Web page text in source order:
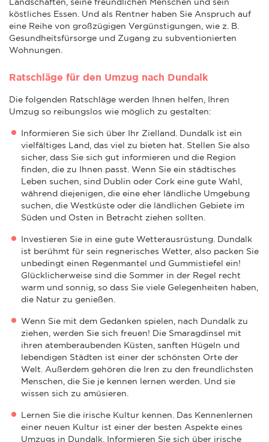
köstliches Essen. Und als Rentner haben Sie Anspruch auf
eine Reihe von großzügigen Vergünstigungen, wie z. B.
Gesundheitsfürsorge und Zugang zu subventionierten
Wohnungen.
Ratschläge für den Umzug nach Dundalk
Die folgenden Ratschläge werden Ihnen helfen, Ihren
Umzug so reibungslos wie möglich zu gestalten:
Informieren Sie sich über Ihr Zielland. Dundalk ist ein
vielfältiges Land, das viel zu bieten hat. Stellen Sie also
sicher, dass Sie sich gut informieren und die Region
finden, die zu Ihnen passt. Wenn Sie ein städtisches
Leben suchen, sind Dublin oder Cork eine gute Wahl,
während diejenigen, die eine eher ländliche Umgebung
suchen, die Westküste oder die ländlichen Gebiete im
Süden und Osten in Betracht ziehen sollten.
Investieren Sie in eine gute Wetterausrüstung. Dundalk
ist berühmt für sein regnerisches Wetter, also packen Sie
unbedingt einen Regenmantel und Gummistiefel ein!
Glücklicherweise sind die Sommer in der Regel recht
warm und sonnig, so dass Sie viele Gelegenheiten haben,
die Natur zu genießen.
Wenn Sie mit dem Gedanken spielen, nach Dundalk zu
ziehen, werden Sie sich freuen! Die Smaragdinsel mit
ihren atemberaubenden Küsten, sanften Hügeln und
lebendigen Städten ist einer der schönsten Orte der
Welt. Außerdem gehören die Iren zu den freundlichsten
Menschen, die Sie je kennen lernen werden. Und sie
wissen sich zu amüsieren.
Lernen Sie die irische Kultur kennen. Das Kennenlernen
einer neuen Kultur ist einer der besten Aspekte eines
Umzugs in Dundalk. Informieren Sie sich über irische